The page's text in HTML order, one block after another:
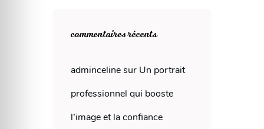
commentaires récents
admincelinesur Un portrait
professionnel qui booste
l’image et la confiance